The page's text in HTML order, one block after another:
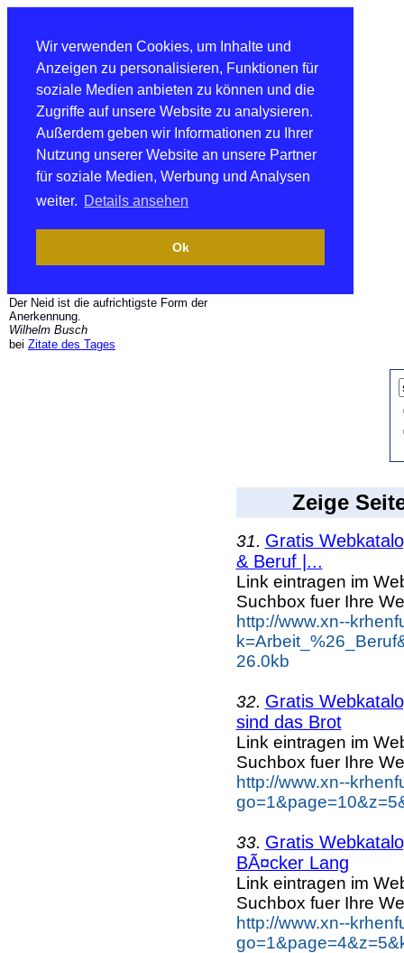
Wir verwenden Cookies, um Inhalte und
Anzeigen zu personalisieren, Funktionen für
soziale Medien anbieten zu können und die
Zugriffe auf unsere Website zu analysieren.
Außerdem geben wir Informationen zu Ihrer
Nutzung unserer Website an unsere Partner
für soziale Medien, Werbung und Analysen
weiter. Details ansehen
Ok
Der Neid ist die aufrichtigste Form der
Anerkennung.
Wilhelm Busch
bei Zitate des Tages
Zeige
31. Gratis
& Beruf |...
Link eintragen im
Suchbox fuer Ihre
http://www.xn--
26.0kb
32. Gratis
sind das Brot
Link eintragen im
Suchbox fuer Ihre
http://www.xn--
33. Gratis
BÃ¤cker Lang
Link eintragen im
Suchbox fuer Ihre
http://www.xn--